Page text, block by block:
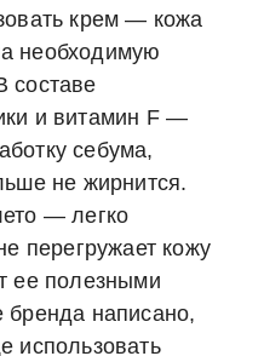
крем — кожа
необходимую
составе
и витамин F —
себума,
не жирнится.
— легко
перегружает кожу
ее полезными
написано,
использовать